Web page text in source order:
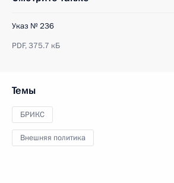
Указ № 236
PDF,375.7 кБ
Темы
БРИКС
Внешняя политика